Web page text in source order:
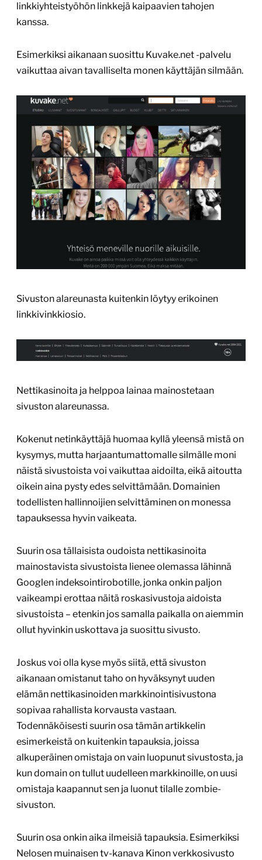
linkkiyhteistyöhön linkkejä kaipaavien tahojen
kanssa.
Esimerkiksi aikanaan suosittu Kuvake.net -palvelu
vaikuttaa aivan tavalliselta monen käyttäjän silmään.
Sivuston alareunasta kuitenkin löytyy erikoinen
linkkivinkkiosio.
Nettikasinoita ja helppoa lainaa mainostetaan
sivuston alareunassa.
Kokenut netinkäyttäjä huomaa kyllä yleensä mistä on
kysymys, mutta harjaantumattomalle silmälle moni
näistä sivustoista voi vaikuttaa aidoilta, eikä aitoutta
oikein aina pysty edes selvittämään. Domainien
todellisten hallinnoijien selvittäminen on monessa
tapauksessa hyvin vaikeata.
Suurin osa tällaisista oudoista nettikasinoita
mainostavista sivustoista lienee olemassa lähinnä
Googlen indeksointirobotille, jonka onkin paljon
vaikeampi erottaa näitä roskasivustoja aidoista
sivustoista – etenkin jos samalla paikalla on aiemmin
ollut hyvinkin uskottava ja suosittu sivusto.
Joskus voi olla kyse myös siitä, että sivuston
aikanaan omistanut taho on hyväksynyt uuden
elämän nettikasinoiden markkinointisivustona
sopivaa rahallista korvausta vastaan.
Todennäköisesti suurin osa tämän artikkelin
esimerkeistä on kuitenkin tapauksia, joissa
alkuperäinen omistaja on vain luopunut sivustosta, ja
kun domain on tullut uudelleen markkinoille, on uusi
omistaja kaapannut sen ja luonut tilalle zombie-
sivuston.
Suurin osa onkin aika ilmeisiä tapauksia. Esimerkiksi
Nelosen muinaisen tv-kanava Kinon verkkosivusto